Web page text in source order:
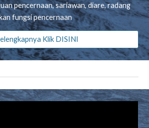
pencernaan, sariawan, diare, radang
fungsi pencernaan
Klik DISINI